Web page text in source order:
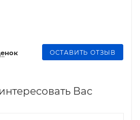
ОСТАВИТЬ ОТЗЫВ
Вас